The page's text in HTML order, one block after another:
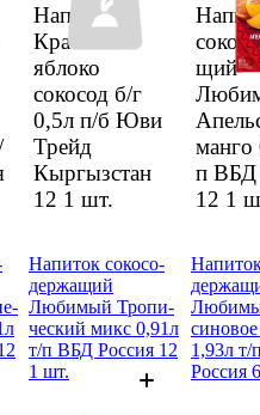
Напиток
Красное
яблоко
сокосод б/г
0,5л п/б Юви
Трейд
Кыргыз­стан
12 1 шт.
щий
манго
п ВБД
12 1
Напиток сокосо­
держа­щий
Любимый Тропи­
ческий микс 0,91л
т/п ВБД Россия 12
1 шт.
1,93л
Россия